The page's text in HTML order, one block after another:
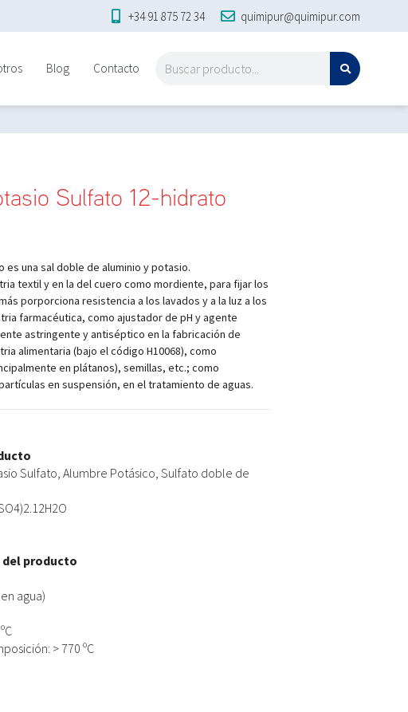
+34 91 875 72 34 quimipur@quimipur.com
Blog Contacto
Sulfato 12-hidrato
es una sal doble de aluminio y potasio.
textil y en la del cuero como mordiente, para fijar los
porporciona resistencia a los lavados y a la luz a los
farmacéutica, como ajustador de pH y agente
astringente y antiséptico en la fabricación de
alimentaria (bajo el código H10068), como
en plátanos), semillas, etc.; como
en suspensión, en el tratamiento de aguas.
Sulfato, Alumbre Potásico, Sulfato doble de
producto
agua)
> 770 ºC